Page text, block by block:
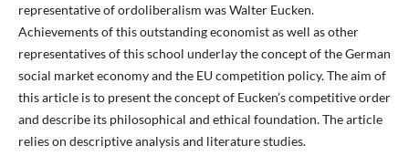
representative of ordoliberalism was Walter Eucken.
Achievements of this outstanding economist as well as other
representatives of this school underlay the concept of the German
social market economy and the EU competition policy. The aim of
this article is to present the concept of Eucken’s competitive order
and describe its philosophical and ethical foundation. The article
relies on descriptive analysis and literature studies.